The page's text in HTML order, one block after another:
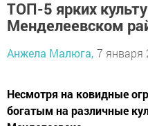
ТОП-5 ярких
Менделеевском
Анжела Малюга, 7 января
Несмотря на ковидные
богатым на различные